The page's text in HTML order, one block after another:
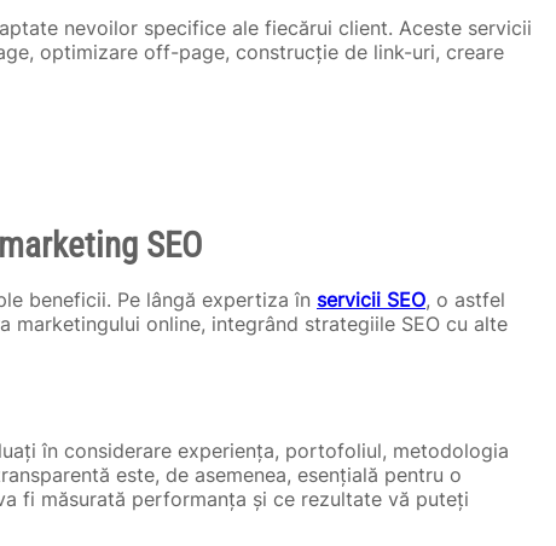
nevoilor specifice ale fiecărui client. Aceste servicii
optimizare off-page, construcție de link-uri, creare
SEO
beneficii. Pe lângă expertiza în servicii SEO, o astfel
online, integrând strategiile SEO cu alte
în considerare experiența, portofoliul, metodologia
este, de asemenea, esențială pentru o
fi măsurată performanța și ce rezultate vă puteți